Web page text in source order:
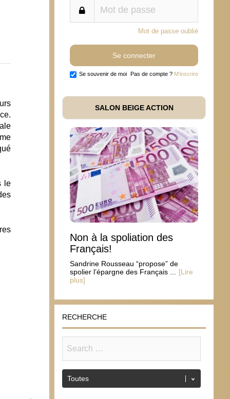
le
Mot de passe oublié
Se souvenir de moi Pas de compte ? M'inscrire
SALON BEIGE ACTION
Non à la spoliation des
Français!
Sandrine Rousseau “propose” de
spolier l’épargne des Français ...
[Lire
plus]
RECHERCHE